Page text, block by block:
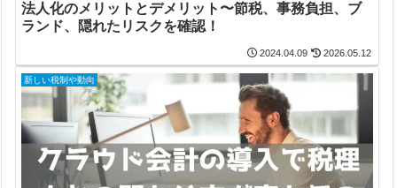
法人化のメリットとデメリット〜節税、事務負担、ブ
ランド、隠れたリスクを確認！
2024.04.09 2026.05.12
新しい税制や動向